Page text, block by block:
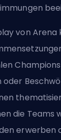
von
oder
die Teams
erwerben